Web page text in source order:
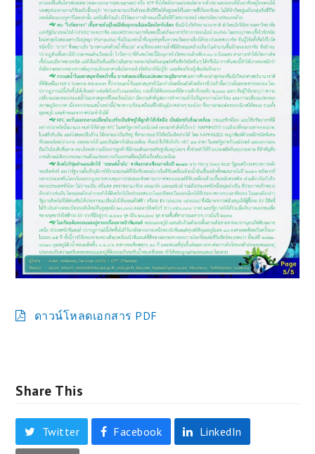
ดาวน์โหลดเอกสาร PDF
Share This
Twitter Facebook LinkedIn